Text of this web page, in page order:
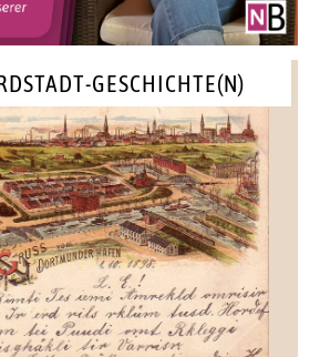
GESCHICHTE(N)